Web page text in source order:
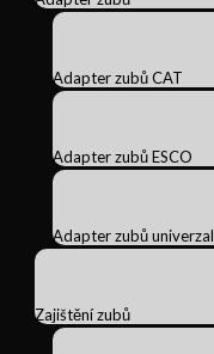
Adapter zubů CAT
Adapter zubů ESCO
Adapter zubů univerzal
Zajištění zubů